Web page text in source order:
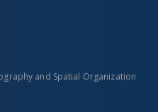
and Spatial Organization